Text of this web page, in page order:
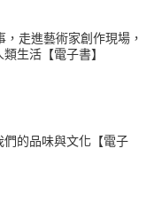
角色，即高成熟度的組
定和創新活力的支撐。
應外部環境，並在穩定
織成熟度的提升對社會
爭優勢，也能為社會提
從組織、人力資源、流
段演進以增強競爭力。
實踐路線圖。透過豐富
助管理者清晰理解並落
走進藝術家創作現場，
生活【電子書】
的品味與文化【電子